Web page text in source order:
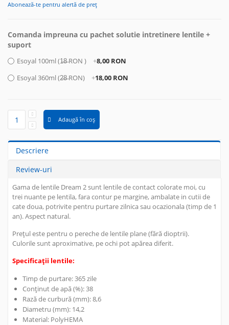
Abonează-te pentru alertă de preț
Comanda impreuna cu pachet solutie intretinere lentile +
suport
Esoyal 100ml (1̶8̶ RON ) +8,00 RON
Esoyal 360ml (2̶8̶ RON)
+18,00 RON
Adaugă în coș
Descriere
Review-uri
Gama de lentile Dream 2 sunt lentile de contact colorate moi, cu
trei nuante pe lentila, fara contur pe margine, ambalate in cutii de
cate doua, potrivite pentru purtare zilnica sau ocazionala (timp de 1
an). Aspect natural.
Prețul este pentru o pereche de lentile plane (fără dioptrii).
Culorile sunt aproximative, pe ochi pot apărea diferit.
Specificații lentile:
Timp de purtare: 365 zile
Conținut de apă (%): 38
Rază de curbură (mm): 8,6
Diametru (mm): 14,2
Material: PolyHEMA